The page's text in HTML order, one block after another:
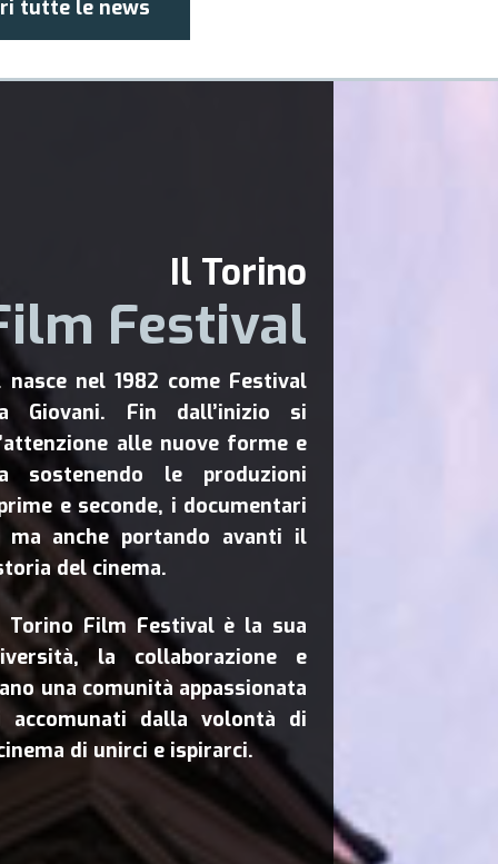
tutte le news
Il Torino
Festival
nel 1982 come Festival
Giovani. Fin dall’inizio si
alle nuove forme e
sostenendo le produzioni
e seconde, i documentari
ma anche portando avanti il
del cinema.
Torino Film Festival è la sua
la collaborazione e
una comunità appassionata
dalla volontà di
di unirci e ispirarci.